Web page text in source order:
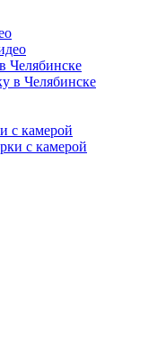
Челябинске
с камерой